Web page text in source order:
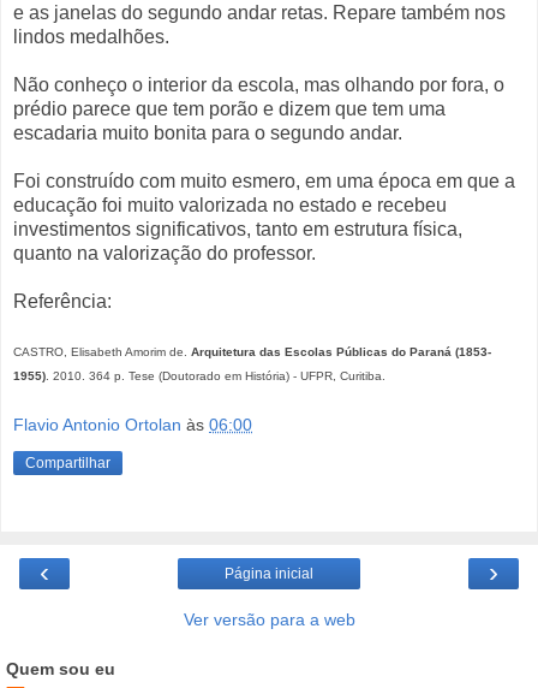
e as janelas do segundo andar retas. Repare também nos
lindos medalhões.
Não conheço o interior da escola, mas olhando por fora, o
prédio parece que tem porão e dizem que tem uma
escadaria muito bonita para o segundo andar.
Foi construído com muito esmero, em uma época em que a
educação foi muito valorizada no estado e recebeu
investimentos significativos, tanto em estrutura física,
quanto na valorização do professor.
Referência:
CASTRO, Elisabeth Amorim de. Arquitetura das Escolas Públicas do Paraná (1853-
1955) . 2010. 364 p. Tese (Doutorado em História) - UFPR, Curitiba.
Flavio Antonio Ortolan às 06:00
Compartilhar
‹ ›
Página inicial
Ver versão para a web
Quem sou eu